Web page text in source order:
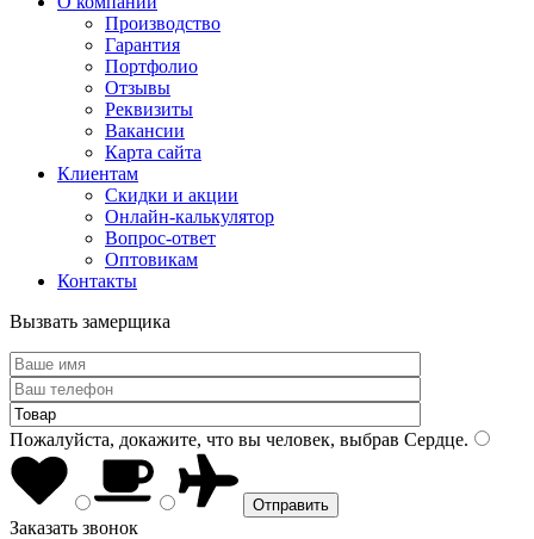
Производство
Гарантия
Портфолио
Отзывы
Реквизиты
Вакансии
Карта сайта
Клиентам
Скидки и акции
Онлайн-калькулятор
Вопрос-ответ
Оптовикам
Контакты
Вызвать замерщика
Пожалуйста, докажите, что вы человек, выбрав Сердце.
Заказать звонок